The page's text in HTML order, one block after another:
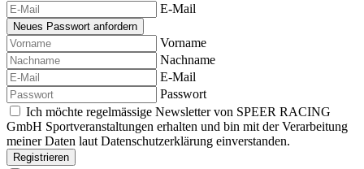
E-Mail
Vorname
Nachname
E-Mail
Passwort
Ich möchte regelmässige Newsletter von SPEER RACING
GmbH Sportveranstaltungen erhalten und bin mit der Verarbeitung
meiner Daten laut Datenschutzerklärung einverstanden.
Registrieren